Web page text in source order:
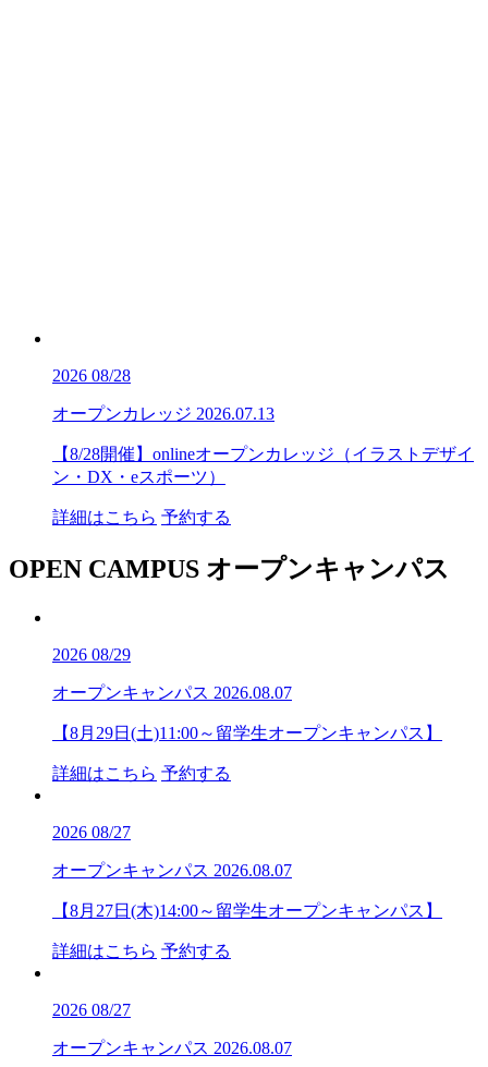
2026 08/28
オープンカレッジ 2026.07.13
【8/28開催】onlineオープンカレッジ（イラストデザイ
ン・DX・eスポーツ）
詳細はこちら 予約する
OPEN CAMPUS オープンキャンパス
2026 08/29
オープンキャンパス 2026.08.07
【8月29日(土)11:00～留学生オープンキャンパス】
詳細はこちら 予約する
2026 08/27
オープンキャンパス 2026.08.07
【8月27日(木)14:00～留学生オープンキャンパス】
詳細はこちら 予約する
2026 08/27
オープンキャンパス 2026.08.07